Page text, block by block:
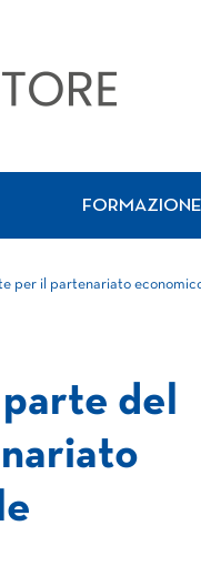
FORMAZIONE
per il partenariato
del